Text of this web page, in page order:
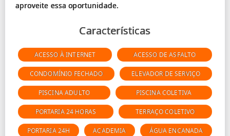
Características
ACESSO À INTERNET ACESSO DE ASFALTO
CONDOMÍNIO FECHADO ELEVADOR DE SERVIÇO
PISCINA ADULTO PISCINA COLETIVA
PORTARIA 24 HORAS TERRAÇO COLETIVO
PORTARIA 24H ACADEMIA ÁGUA ENCANADA